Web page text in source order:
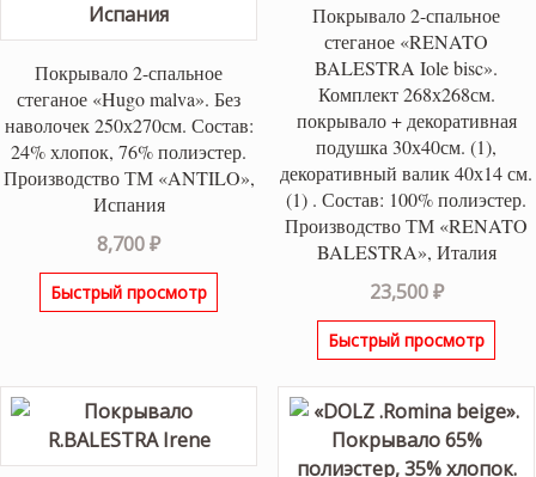
Покрывало 2-спальное
стеганое «Hugo malva». Без
наволочек 250х270см. Состав:
24% хлопок, 76% полиэстер.
Производство ТМ «ANTILO»,
Испания
8,700₽
Быстрый просмотр
Покрывало 2-спальное
стеганое «RENATO
BALESTRA Iole bisc».
Комплект 268х268см.
покрывало + декоративная
подушка 30х40см. (1),
декоративный валик 40х14 см.
(1) . Состав: 100% полиэстер.
Производство ТМ «RENATO
BALESTRA», Италия
23,500₽
Быстрый просмотр